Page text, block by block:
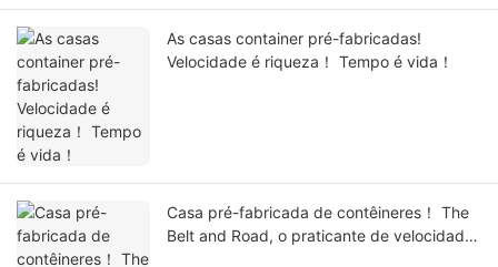
As casas container pré-fabricadas!
Velocidade é riqueza！ Tempo é vida！
Casa pré-fabricada de contêineres！ The
Belt and Road, o praticante de velocidade